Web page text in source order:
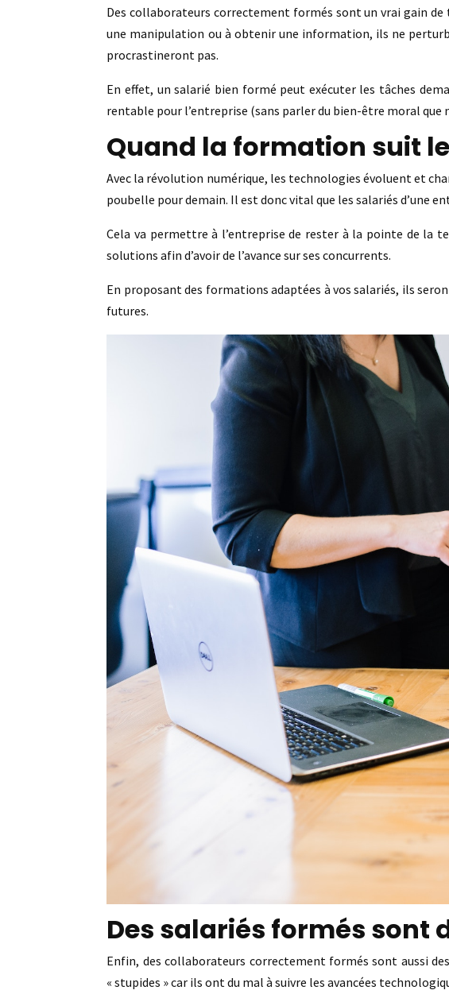
Des collaborateurs correctement formés sont un vrai gain
une manipulation ou à obtenir une information, ils ne
procrastineront pas.
En effet, un salarié bien formé peut exécuter les tâches
rentable pour l’entreprise (sans parler du bien-être moral que
Quand la formation suit
Avec la révolution numérique, les technologies évoluent et
poubelle pour demain. Il est donc vital que les salariés d’une
Cela va permettre à l’entreprise de rester à la pointe de la
solutions afin d’avoir de l’avance sur ses concurrents.
En proposant des formations adaptées à vos salariés, ils
futures.
Des salariés formés sont
Enfin, des collaborateurs correctement formés sont aussi
« stupides » car ils ont du mal à suivre les avancées